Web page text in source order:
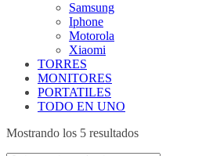
Samsung
Iphone
Motorola
Xiaomi
TORRES
MONITORES
PORTATILES
TODO EN UNO
Mostrando los 5 resultados